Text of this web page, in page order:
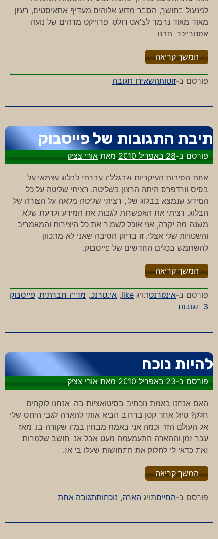
למנעול בחושך, הסבר מדוע אלוהים מעדיף אתאיסטים, רעיון
מאוד מאוד נחמד לצ'אט רולט ופרוייקט מדהים של נועה
אסטרייכר. תהנו.
המשך קריאה"%s"
פורסם ב-זוטותהשאירו תגובה
תיבת התגובות של פייסבוק
פורסם ב-28 באפריל 2010 מאתאורי צציק
אחת הסיבות העיקריות שבגללה עברתי לבלוג עצמאי על
בסיס וורדפרס היתה הרצון בשליטה. רציתי שליטה על כל
המידע שנמצא בבלוג שלי, רציתי שליטה מלאה על הצורה של
הבלוג, רציתי את האפשרות לגבות את המידע ולדעת שלא
משנה מה יקרה, אני אוכל לשמור את כל היצירות והמאמרים
והשטויות שלי אצלי. זו בדיוק הסיבה שאני לא מתכוון
להשתמש בכלים החדשים של פייסבוק.
המשך קריאה"%s"
פורסם ב-אינטרנטתויג like
, אינטרנט, מדיה חברתית, פייסבוק
3 תגובות
על
פייסבוק
להיות נוכח
פורסם ב-23 באפריל 2010 מאתאורי צציק
האם אנחנו באמת נוכחים בסיטואציות בהן אנחנו לוקחים
חלק? טיול אחד קטן ברחוב הביא אותי להארה לגבי היחס שלי
אל העולם הזה וכמה אני באמת מבחין במה שקורה בו. מאז
עבר זמן וההארה התעמעמה מעט אבל אני חושב שלמרות
זאת כדאי לי לחלוק את התחושות שעלו בי אז.
המשך קריאה"%s"
פורסם ב-החייםתויג הארה, נוכחותתגובה אחתעל